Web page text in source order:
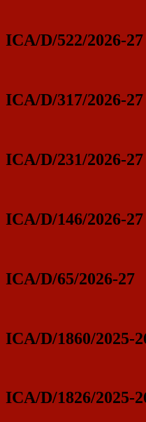
ICA/D/522/2026-27
ICA/D/317/2026-27
ICA/D/231/2026-27
ICA/D/146/2026-27
ICA/D/65/2026-27
ICA/D/1860/2025-
ICA/D/1826/2025-